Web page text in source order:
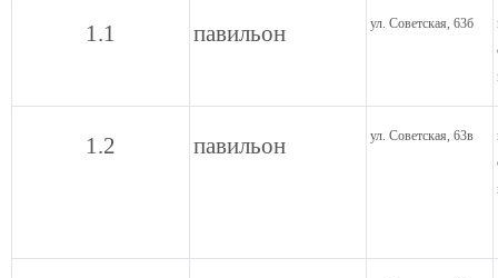
1.1 павильон ул. Советская, 63б
1.2 павильон ул. Советская, 63в